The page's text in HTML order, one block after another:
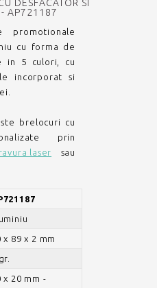
DESFACATOR SI
- AP721187
promotionale
cu forma de
in 5 culori, cu
incorporat si
brelocuri cu
prin
laser sau
x 89 x 2 mm
x 20 mm -